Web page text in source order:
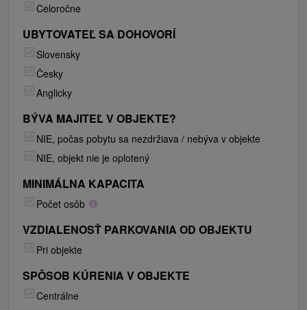
Celoročne
UBYTOVATEĽ SA DOHOVORÍ
Slovensky
Česky
Anglicky
BÝVA MAJITEĽ V OBJEKTE?
NIE, počas pobytu sa nezdržiava / nebýva v objekte
NIE, objekt nie je oplotený
MINIMÁLNA KAPACITA
Počet osôb
VZDIALENOSŤ PARKOVANIA OD OBJEKTU
Pri objekte
SPÔSOB KÚRENIA V OBJEKTE
Centrálne